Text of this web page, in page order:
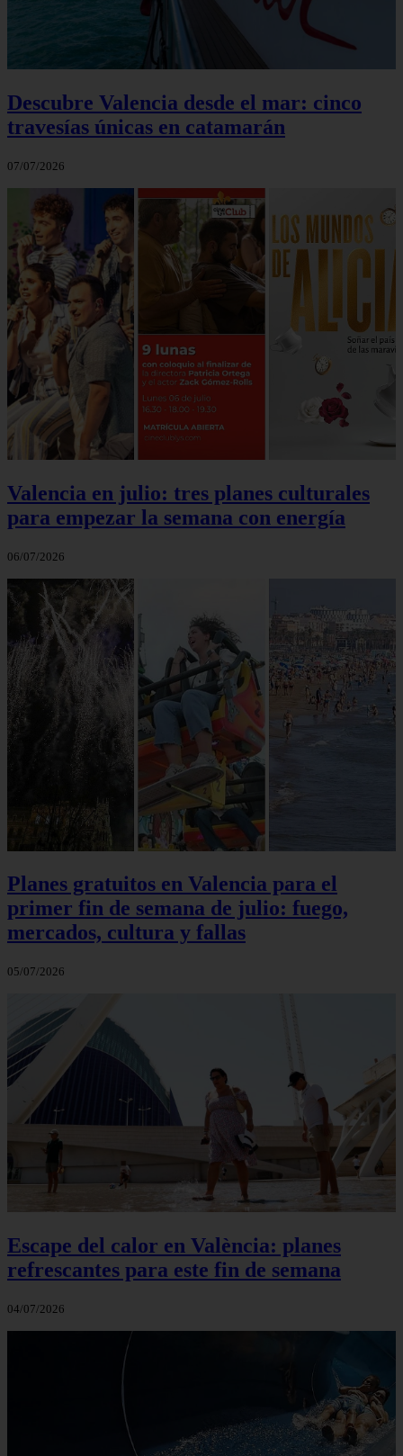
Descubre Valencia desde el mar: cinco
travesías únicas en catamarán
07/07/2026
Valencia en julio: tres planes culturales
para empezar la semana con energía
06/07/2026
Planes gratuitos en Valencia para el
primer fin de semana de julio: fuego,
mercados, cultura y fallas
05/07/2026
Escape del calor en València: planes
refrescantes para este fin de semana
04/07/2026